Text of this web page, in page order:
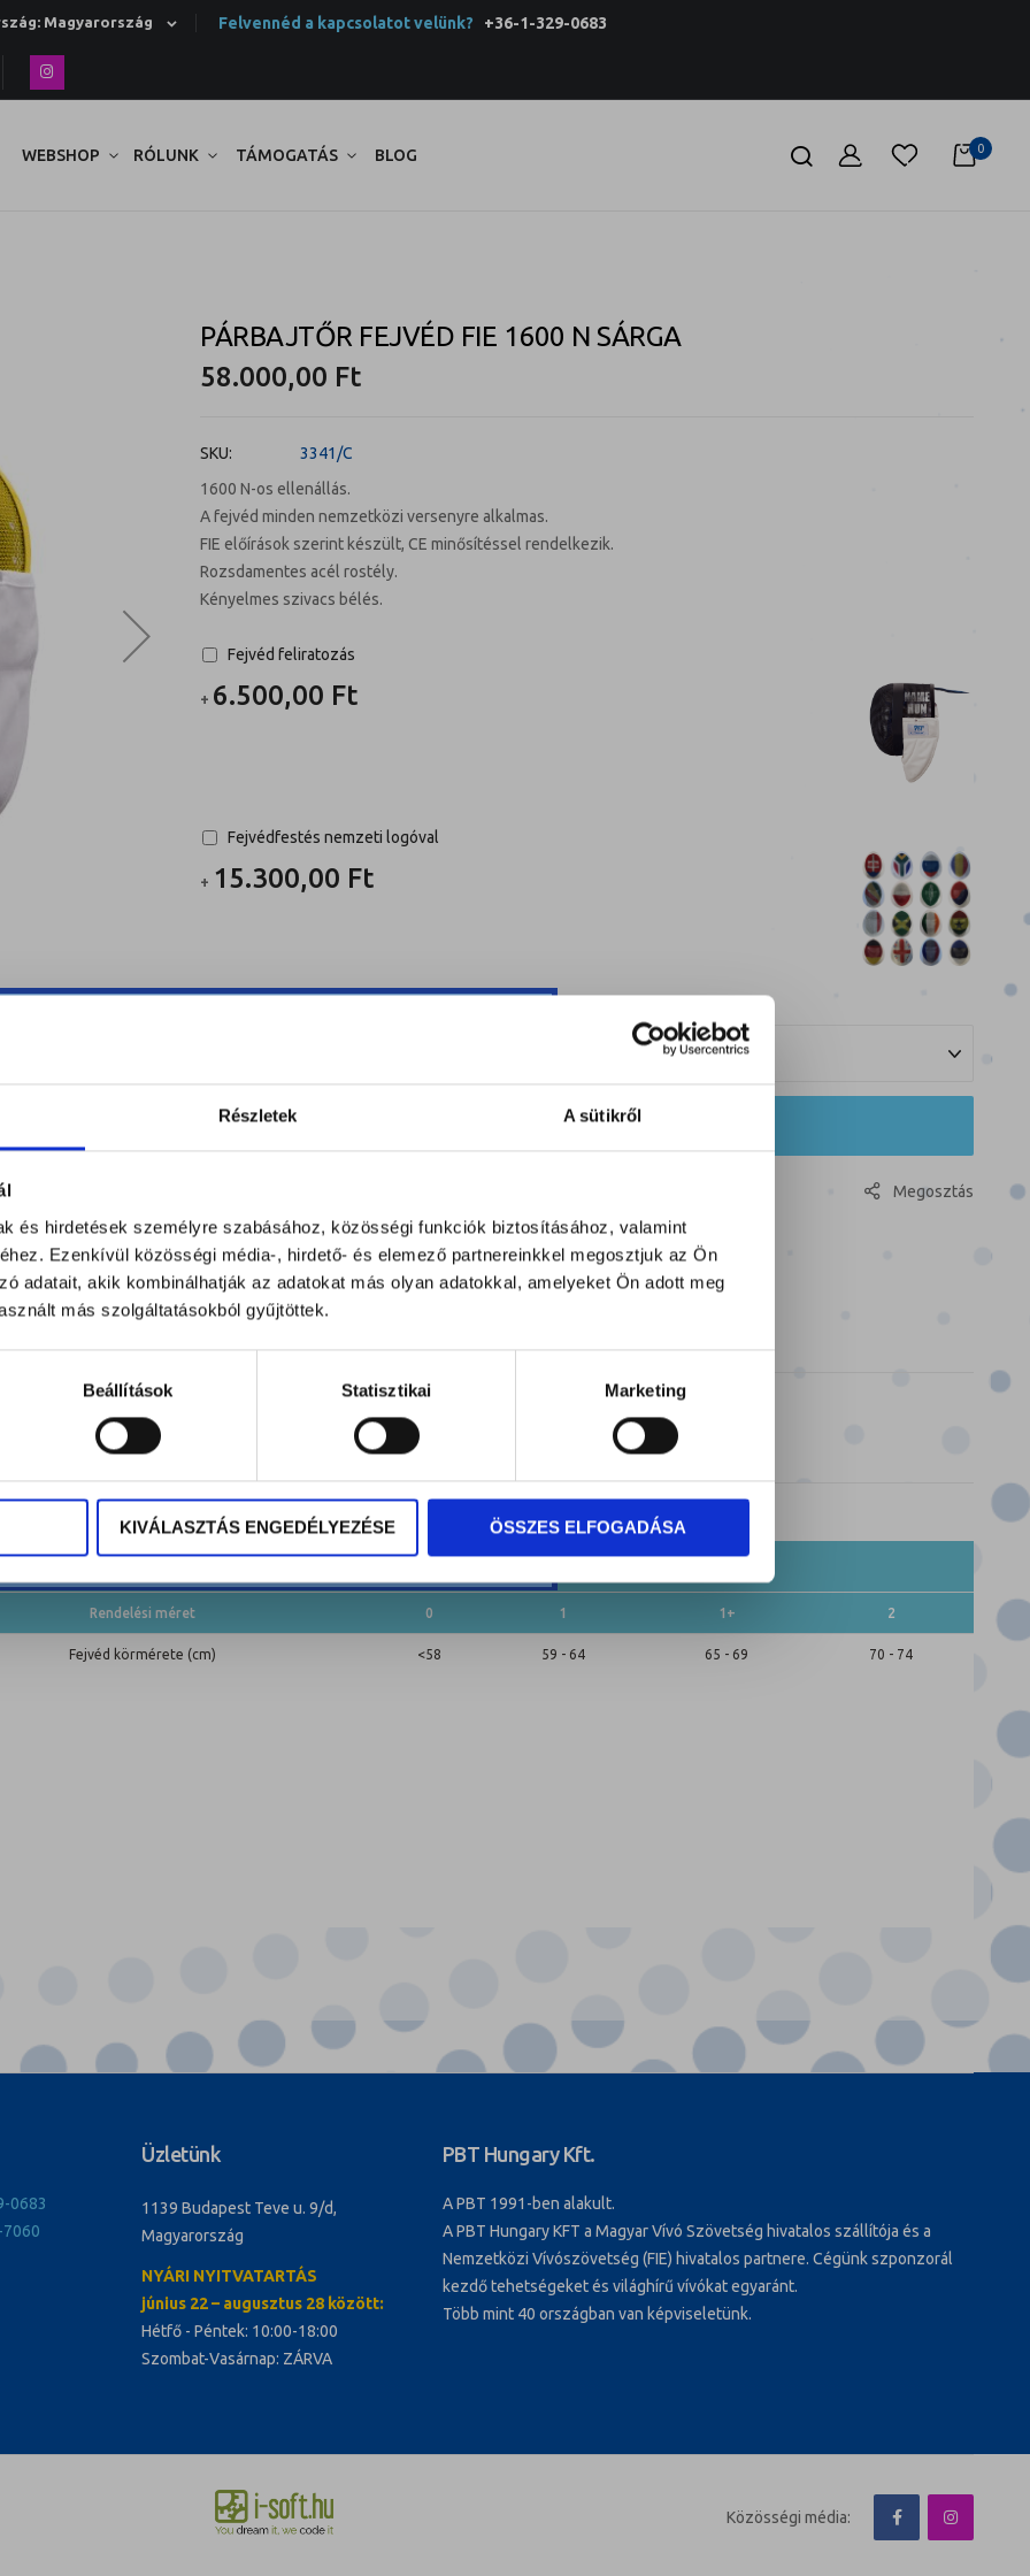
Részletek A sütikről
és hirdetések személyre szabásához, közösségi funkciók biztosításához, valamint
Ezenkívül közösségi média-, hirdető- és elemező partnereinkkel megosztjuk az Ön
adatait, akik kombinálhatják az adatokat más olyan adatokkal, amelyeket Ön adott meg
más szolgáltatásokból gyűjtöttek.
Beállítások Statisztikai Marketing
KIVÁLASZTÁS ENGEDÉLYEZÉSE ÖSSZES ELFOGADÁSA
2026. június 22. és augusztus 28.-ig
következőképpen alakul:
Hétfő–Péntek: 10:00–18:00
PBT FENCING TEAM
Magyarország Felvennéd a kapcsolatot velünk? +36-1-329-0683
WEBSHOP RÓLUNK TÁMOGATÁS BLOG 0
PÁRBAJTŐR FEJVÉD FIE 1600 N SÁRGA
58.000,00 Ft
SKU
3341/C
1600 N-os ellenállás.
A fejvéd minden nemzetközi versenyre alkalmas.
FIE előírások szerint készült, CE minősítéssel rendelkezik.
Rozsdamentes acél rostély.
Kényelmes szivacs bélés.
Fejvéd feliratozás
+ 6.500,00 Ft
Fejvédfestés nemzeti logóval
+ 15.300,00 Ft
KOSÁRBA
Megosztás
1-2 HÉT
Mérettáblázat
Rendelési méret 0 1 1+ 2
Fejvéd körmérete (cm) <58 59 - 64 65 - 69 70 - 74
További információ
0683
Üzletünk
1139 Budapest Teve u. 9/d,
Magyarország
NYÁRI NYITVATARTÁS
június 22 – augusztus 28 között:
Hétfő - Péntek: 10:00-18:00
Szombat-Vasárnap: ZÁRVA
PBT Hungary Kft.
A PBT 1991-ben alakult.
A PBT Hungary KFT a Magyar Vívó Szövetség hivatalos szállítója és a
Nemzetközi Vívószövetség (FIE) hivatalos partnere. Cégünk szponzorál
kezdő tehetségeket és világhírű vívókat egyaránt.
Több mint 40 országban van képviseletünk.
Közösségi média: